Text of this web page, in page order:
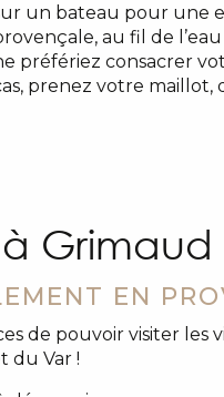
un bateau pour une
au fil de
préfériez consacrer
prenez votre maillot,
Grimaud
EN
de pouvoir visiter les
du Var !